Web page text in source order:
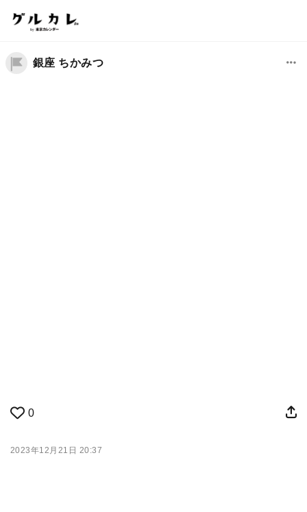
銀座 ちかみつ
0
2023年12月21日 20:37